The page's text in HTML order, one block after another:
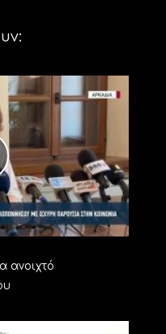
ανοιχτό